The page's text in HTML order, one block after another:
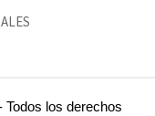
los derechos